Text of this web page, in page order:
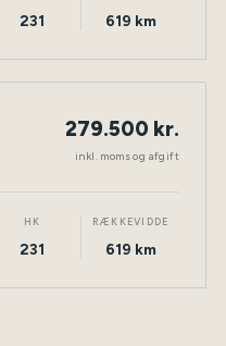
231 619 km
ELEKTRISK TØNDER
279.500 kr.
inkl. moms og afgift
HK
231
RÆKKEVIDDE
619 km